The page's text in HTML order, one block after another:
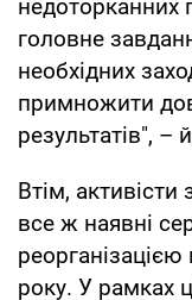
недоторканних
головне
необхідних
примножити
результатів", –
Втім,
все ж наявні
року. У рамках